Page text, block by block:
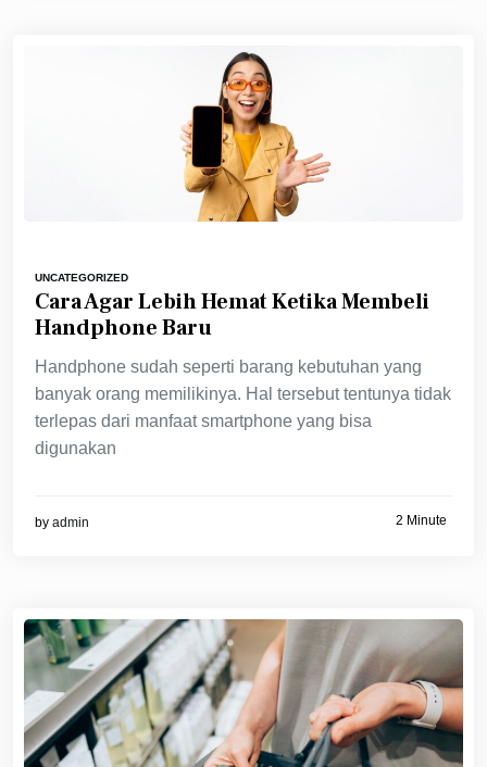
UNCATEGORIZED
Cara Agar Lebih Hemat Ketika Membeli
Handphone Baru
Handphone sudah seperti barang kebutuhan yang
banyak orang memilikinya. Hal tersebut tentunya tidak
terlepas dari manfaat smartphone yang bisa
digunakan
by admin 2 Minute